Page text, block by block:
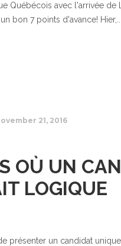
avec l'arrivée de
bon 7 points d'avance! Hier,...
21, 2016
OÙ UN
LOGIQUE
présenter un candidat